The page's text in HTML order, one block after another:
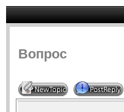
Вопрос